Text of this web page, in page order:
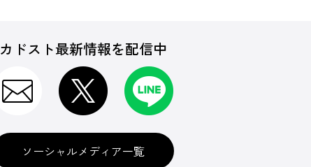
カドスト最新情報を配信中
ソーシャルメディア一覧